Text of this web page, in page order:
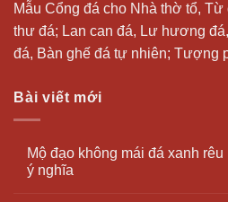
Mẫu Cổng đá cho Nhà thờ tổ,
thư đá; Lan can đá, Lư hương
đá, Bàn ghế đá tự nhiên; Tượng
Bài viết mới
Mộ đạo không mái đá xanh
ý nghĩa